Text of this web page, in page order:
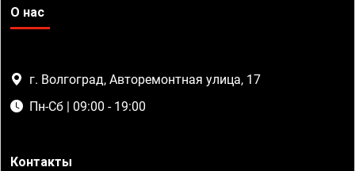
О нас
г. Волгоград, Авторемонтная улица, 17
Пн-Сб | 09:00 - 19:00
Контакты